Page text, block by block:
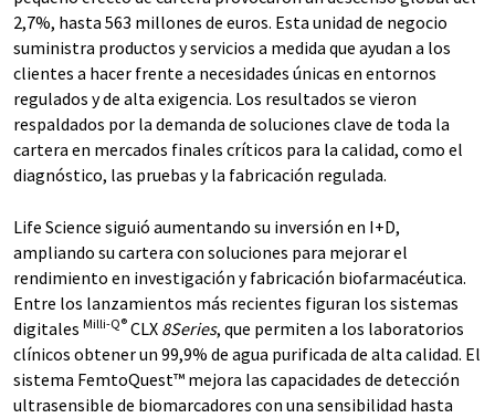
2,7%, hasta 563 millones de euros. Esta unidad de negocio
suministra productos y servicios a medida que ayudan a los
clientes a hacer frente a necesidades únicas en entornos
regulados y de alta exigencia. Los resultados se vieron
respaldados por la demanda de soluciones clave de toda la
cartera en mercados finales críticos para la calidad, como el
diagnóstico, las pruebas y la fabricación regulada.
Life Science siguió aumentando su inversión en I+D,
ampliando su cartera con soluciones para mejorar el
rendimiento en investigación y fabricación biofarmacéutica.
Entre los lanzamientos más recientes figuran los sistemas
digitales Milli-Q® CLX 8Series, que permiten a los laboratorios
clínicos obtener un 99,9% de agua purificada de alta calidad. El
sistema FemtoQuest™ mejora las capacidades de detección
ultrasensible de biomarcadores con una sensibilidad hasta